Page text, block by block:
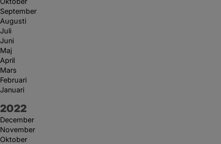
September
Augusti
Juli
Juni
Maj
April
Mars
Februari
Januari
År:
2022
December
November
Oktober